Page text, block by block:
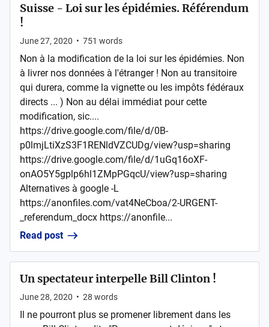
Suisse - Loi sur les épidémies. Référendum
!
June 27, 2020 • 751 words
Non à la modification de la loi sur les épidémies. Non
à livrer nos données à l'étranger ! Non au transitoire
qui durera, comme la vignette ou les impôts fédéraux
directs ... ) Non au délai immédiat pour cette
modification, sic....
https://drive.google.com/file/d/0B-
p0lmjLtiXzS3F1RENldVZCUDg/view?usp=sharing
https://drive.google.com/file/d/1uGq16oXF-
onAO5Y5gplp6hl1ZMpPGqcU/view?usp=sharing
Alternatives à google -L
https://anonfiles.com/vat4NeCboa/2-URGENT-
_referendum_docx https://anonfile...
Read post
Un spectateur interpelle Bill Clinton !
June 28, 2020 • 28 words
Il ne pourront plus se promener librement dans les